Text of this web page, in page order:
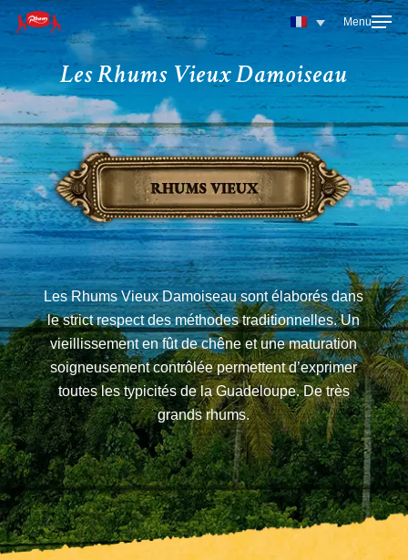
Skip
to
content
Les Rhums Vieux Damoiseau
Les Rhums Vieux Damoiseau sont élaborés dans
le strict respect des méthodes traditionnelles. Un
vieillissement en fût de chêne et une maturation
soigneusement contrôlée permettent d’exprimer
toutes les typicités de la Guadeloupe. De très
grands rhums.